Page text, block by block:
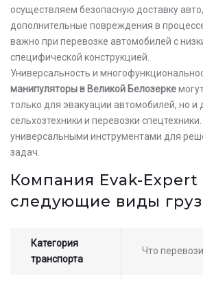
осуществляем безопасную доставку
дополнительные повреждения в
важно при перевозке автомобилей с
специфической конструкцией.
Универсальность и
манипуляторы в Великой Белозерке
только для эвакуации автомобилей, но и
сельхозтехники и перевозки
универсальными инструментами для
задач.
Компания Evak-Expert
следующие виды
Категория
транспорта
Что